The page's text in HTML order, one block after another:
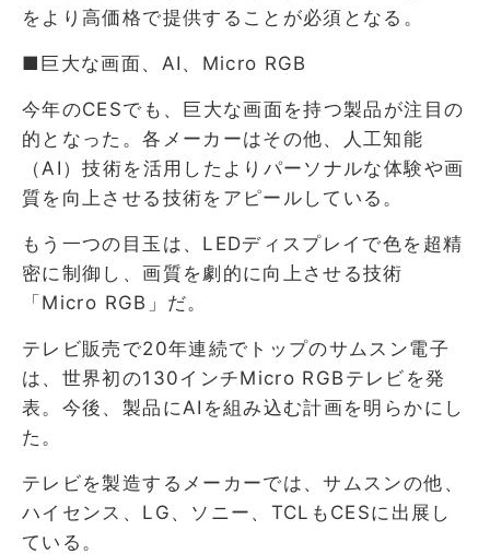
をより高価格で提供することが必須となる。
■巨大な画面、AI、Micro RGB
今年のCESでも、巨大な画面を持つ製品が注目の
的となった。各メーカーはその他、人工知能
（AI）技術を活用したよりパーソナルな体験や画
質を向上させる技術をアピールしている。
もう一つの目玉は、LEDディスプレイで色を超精
密に制御し、画質を劇的に向上させる技術
「Micro RGB」だ。
テレビ販売で20年連続でトップのサムスン電子
は、世界初の130インチMicro RGBテレビを発
表。今後、製品にAIを組み込む計画を明らかにし
た。
テレビを製造するメーカーでは、サムスンの他、
ハイセンス、LG、ソニー、TCLもCESに出展し
ている。